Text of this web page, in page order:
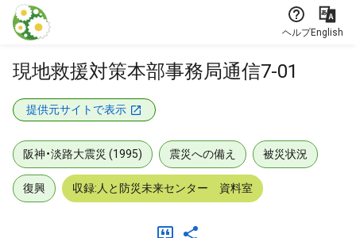
本文に飛ぶ
ヘルプEnglish
現地救援対策本部事務局通信7-01
提供元サイトで表示
阪神・淡路大震災 (1995) 震災への備え 被災状況
復興 収録:人と防災未来センター 資料室